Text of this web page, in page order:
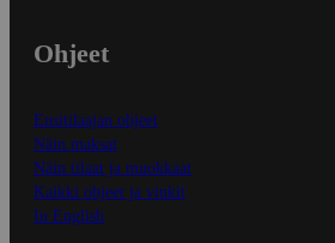
Ohjeet
Ensitilaajan ohjeet
Näin maksat
Näin tilaat ja muokkaat
Kaikki ohjeet ja vinkit
In English